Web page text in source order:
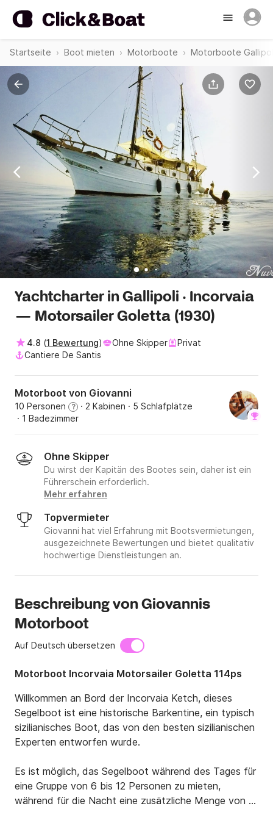
Startseite Boot mieten Motorboote Motorboote
Yachtcharter in Gallipoli · Incorvaia
— Motorsailer Goletta (1930)
4.8 (1 Bewertung) Ohne Skipper
Privat
Cantiere De Santis
Motorboot von Giovanni
10 Personen ? · 2 Kabinen · 5 Schlafplätze
· 1 Badezimmer
Ohne Skipper
Du wirst der Kapitän des Bootes sein, daher ist ein
Führerschein erforderlich.
Mehr erfahren
Topvermieter
Giovanni hat viel Erfahrung mit Bootsvermietungen,
ausgezeichnete Bewertungen und bietet qualitativ
hochwertige Dienstleistungen an.
Beschreibung von Giovannis
Motorboot
Auf Deutsch übersetzen
Motorboot Incorvaia Motorsailer Goletta 114ps
Willkommen an Bord der Incorvaia Ketch, dieses
Segelboot ist eine historische Barkentine, ein typisch
sizilianisches Boot, das von den besten sizilianischen
Experten entworfen wurde.
Es ist möglich, das Segelboot während des Tages für
eine Gruppe von 6 bis 12 Personen zu mieten,
während für die Nacht eine zusätzliche Menge von